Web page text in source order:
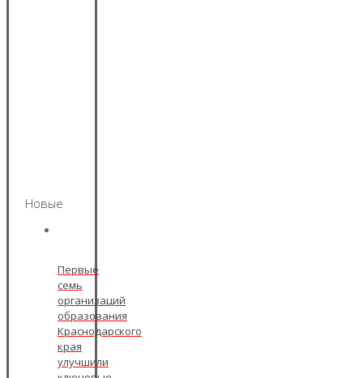
Новые
Первые
семь
организаций
образования
Краснодарского
края
улучшили